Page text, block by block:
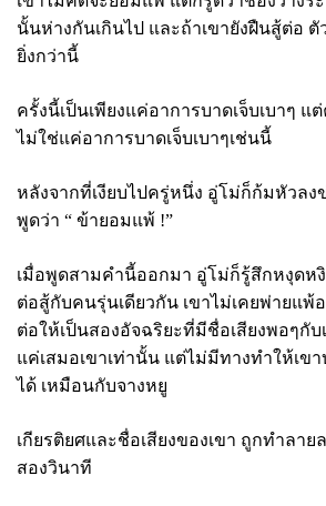
นั้นห่างกันเกินไป และถ้าเขายังฝืนสู้ต่อ ตั
ยิ่งกว่านี้
ครั้งนี้เป็นเพียงแค่อาการบาดเจ็บเบาๆ แ
ไม่ใช่แค่อาการบาดเจ็บเบาๆเช่นนี้
หลังจากที่เงียบไปครู่หนึ่ง อู่โม่ก็ก้มหัวลง
พูดว่า “ ข้ายอมแพ้ !”
เมื่อพูดสามคำนี้ออกมา อู่โม่ก็รู้สึกหงุดห
ต่อสู้กับคนรุ่นเดียวกัน เขาไม่เคยพ่ายแพ้
ต่อให้เป็นสองอัจฉริยะที่มีชื่อเสียงพอๆกับ
แค่เสมอเขาเท่านั้น แต่ไม่มีทางทำให้เขา
ได้ เหมือนกับจางหยู
เกียรติยศและชื่อเสียงของเขา ถูกทำลาย
สองวินาที